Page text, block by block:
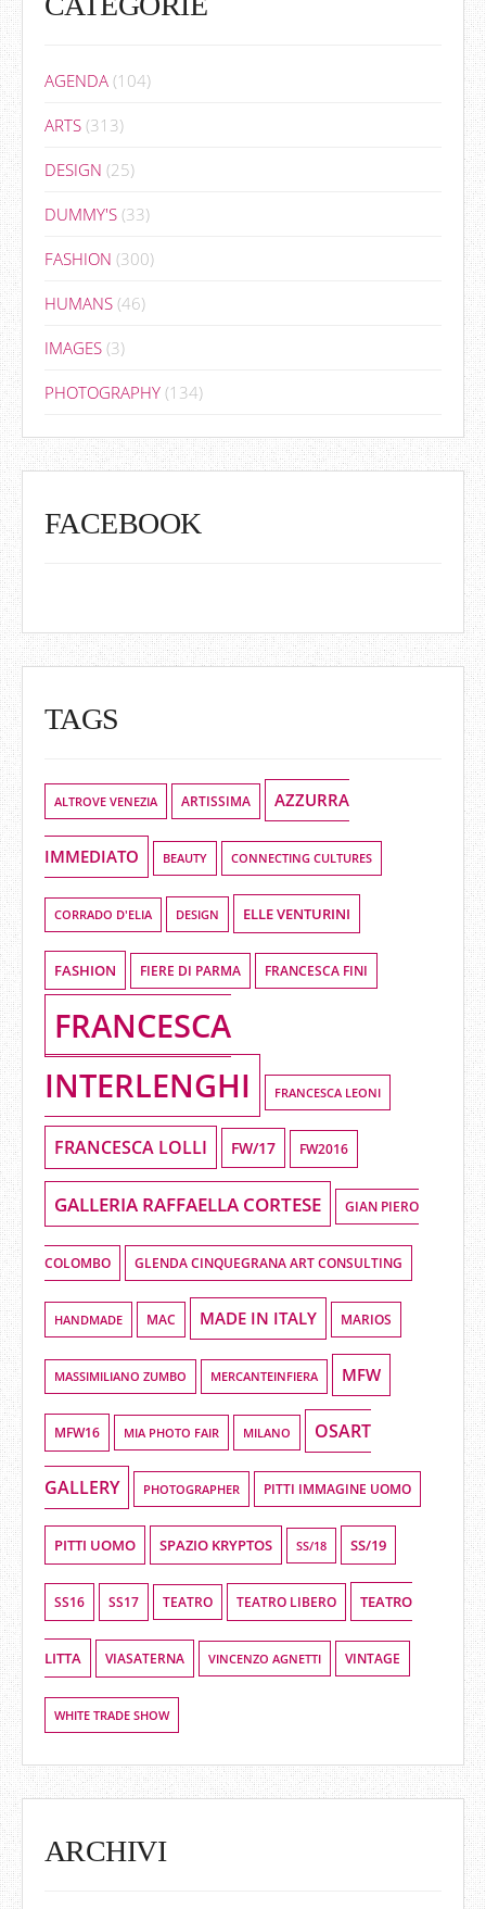
AGENDA (104)
ARTS (313)
DESIGN (25)
DUMMY'S (33)
FASHION (300)
HUMANS (46)
IMAGES (3)
PHOTOGRAPHY (134)
FACEBOOK
TAGS
ALTROVE VENEZIA ARTISSIMA AZZURRA
IMMEDIATO BEAUTY CONNECTING CULTURES
CORRADO D'ELIA DESIGN ELLE VENTURINI
FASHION FIERE DI PARMA FRANCESCA FINI
FRANCESCA
INTERLENGHI
FRANCESCA LEONI
FRANCESCA LOLLI FW/17 FW2016
GALLERIA RAFFAELLA CORTESE GIAN PIERO
COLOMBO GLENDA CINQUEGRANA ART CONSULTING
HANDMADE MAC MADE IN ITALY MARIOS
MASSIMILIANO ZUMBO MERCANTEINFIERA MFW
MFW16 MIA PHOTO FAIR MILANO OSART
GALLERY PHOTOGRAPHER PITTI IMMAGINE UOMO
PITTI UOMO SPAZIO KRYPTOS SS/18 SS/19
SS16 SS17 TEATRO TEATRO LIBERO TEATRO
LITTA VIASATERNA VINCENZO AGNETTI VINTAGE
WHITE TRADE SHOW
ARCHIVI